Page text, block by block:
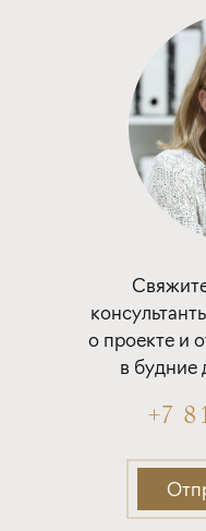
до 30 лет
Подать заявку
Покупка
с субсидией
ставка
до 30 лет
Подать заявку
о проекте и
в будние
+7